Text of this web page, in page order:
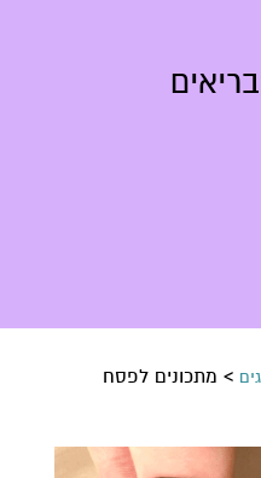
> מתכונים לפסח